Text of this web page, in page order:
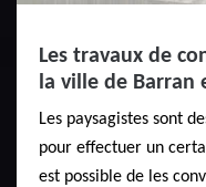
Les travaux de
la ville de Barran
Les paysagistes sont
pour effectuer un
est possible de les